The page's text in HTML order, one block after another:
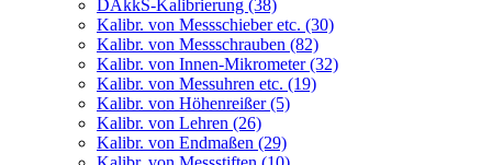
DAkkS-Kalibrierung (38)
Kalibr. von Messschieber etc. (30)
Kalibr. von Messschrauben (82)
Kalibr. von Innen-Mikrometer (32)
Kalibr. von Messuhren etc. (19)
Kalibr. von Höhenreißer (5)
Kalibr. von Lehren (26)
Kalibr. von Endmaßen (29)